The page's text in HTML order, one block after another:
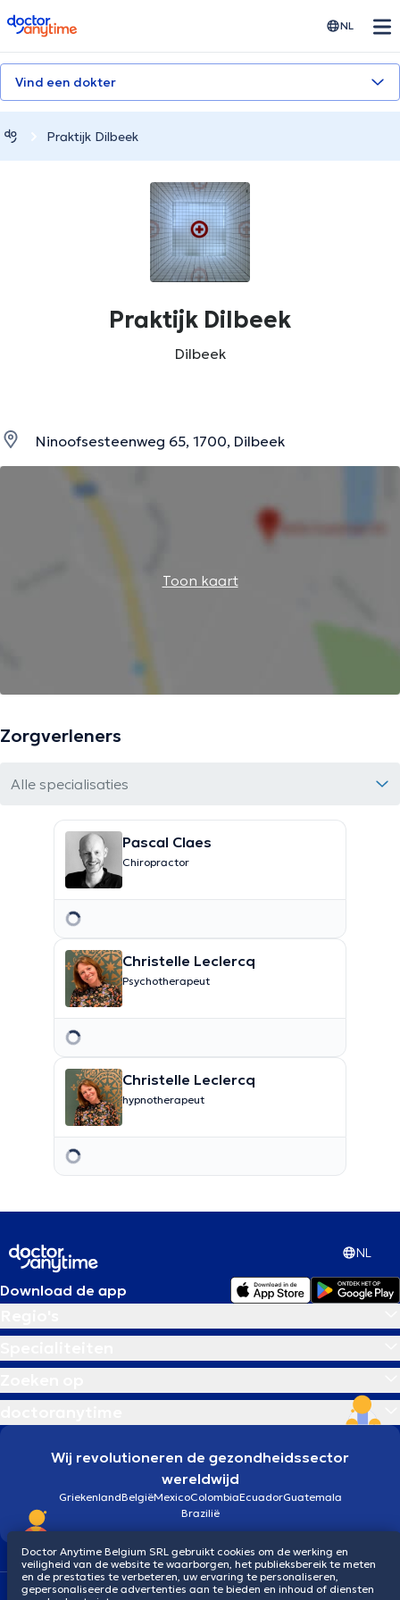
doctoranytime NL
Vind een dokter
Praktijk Dilbeek
Praktijk Dilbeek
Dilbeek
Ninoofsesteenweg 65, 1700, Dilbeek
Toon kaart
Zorgverleners
Alle specialisaties
Pascal Claes
Chiropractor
Christelle Leclercq
Psychotherapeut
Christelle Leclercq
hypnotherapeut
NL
Download de app
Wij revolutioneren de gezondheidssector
wereldwijd
GriekenlandBelgiëMexicoColombiaEcuadorGuatemala
Brazilië
Algemene voorwaardenCookiesPrivacybeleid
Doctor Anytime Belgium SRL gebruikt cookies om de werking en
veiligheid van de website te waarborgen, het publieksbereik te meten
en de prestaties te verbeteren, uw ervaring te personaliseren,
gepersonaliseerde advertenties aan te bieden en inhoud of diensten